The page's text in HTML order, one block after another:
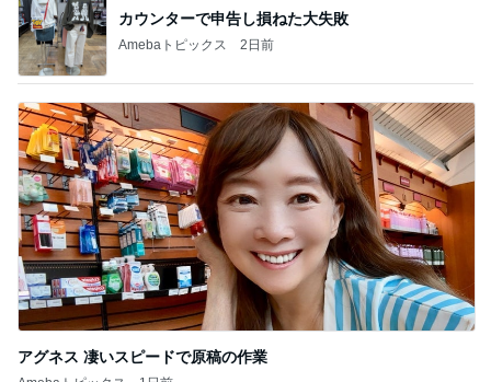
カウンターで申告し損ねた大失敗
Amebaトピックス 2日前
アグネス 凄いスピードで原稿の作業